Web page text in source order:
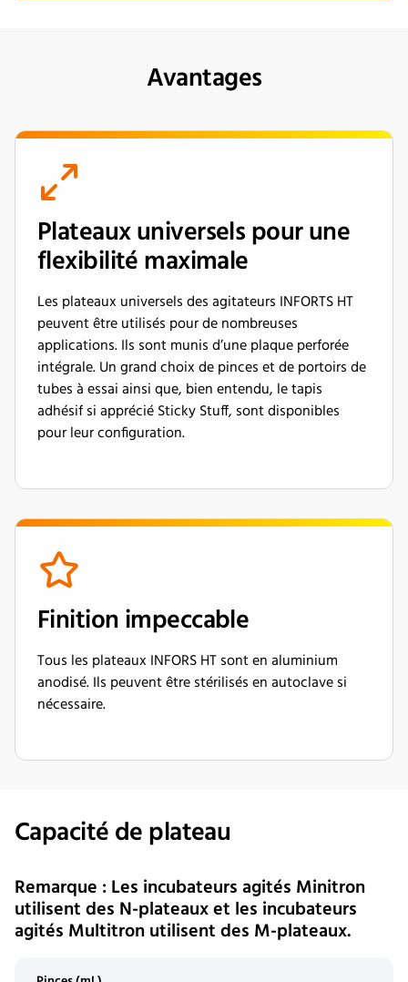
Avantages
Plateaux universels pour une
flexibilité maximale
Les plateaux universels des agitateurs INFORTS HT
peuvent être utilisés pour de nombreuses
applications. Ils sont munis d’une plaque perforée
intégrale. Un grand choix de pinces et de portoirs de
tubes à essai ainsi que, bien entendu, le tapis
adhésif si apprécié Sticky Stuff, sont disponibles
pour leur configuration.
Finition impeccable
Tous les plateaux INFORS HT sont en aluminium
anodisé. Ils peuvent être stérilisés en autoclave si
nécessaire.
Capacité de plateau
Remarque : Les incubateurs agités Minitron
utilisent des N-plateaux et les incubateurs
agités Multitron utilisent des M-plateaux.